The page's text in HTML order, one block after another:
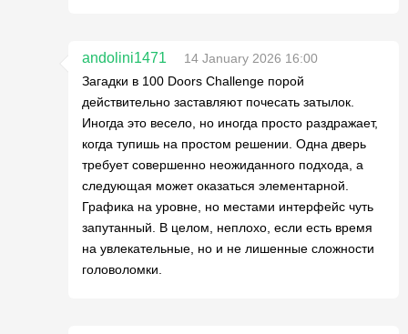
andolini1471
14 January 2026 16:00
Загадки в 100 Doors Challenge порой
действительно заставляют почесать затылок.
Иногда это весело, но иногда просто раздражает,
когда тупишь на простом решении. Одна дверь
требует совершенно неожиданного подхода, а
следующая может оказаться элементарной.
Графика на уровне, но местами интерфейс чуть
запутанный. В целом, неплохо, если есть время
на увлекательные, но и не лишенные сложности
головоломки.